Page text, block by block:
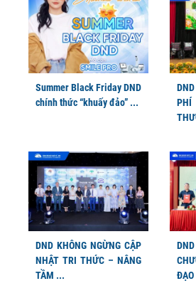
Summer Black Friday DND
chính thức “khuấy đảo” ...
DND KHÔNG NGỪNG CẬP
NHẬT TRI THỨC – NÂNG
TẦM ...
ĐẠO